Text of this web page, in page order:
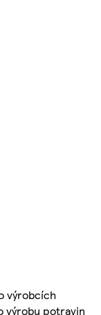
výrobcích
výrobu potravin